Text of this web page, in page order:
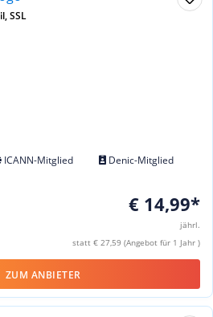
SSL
ICANN-Mitglied
Denic-Mitglied
€ 14,99*
jährl.
statt € 27,59 (Angebot für 1 Jahr )
ZUM ANBIETER